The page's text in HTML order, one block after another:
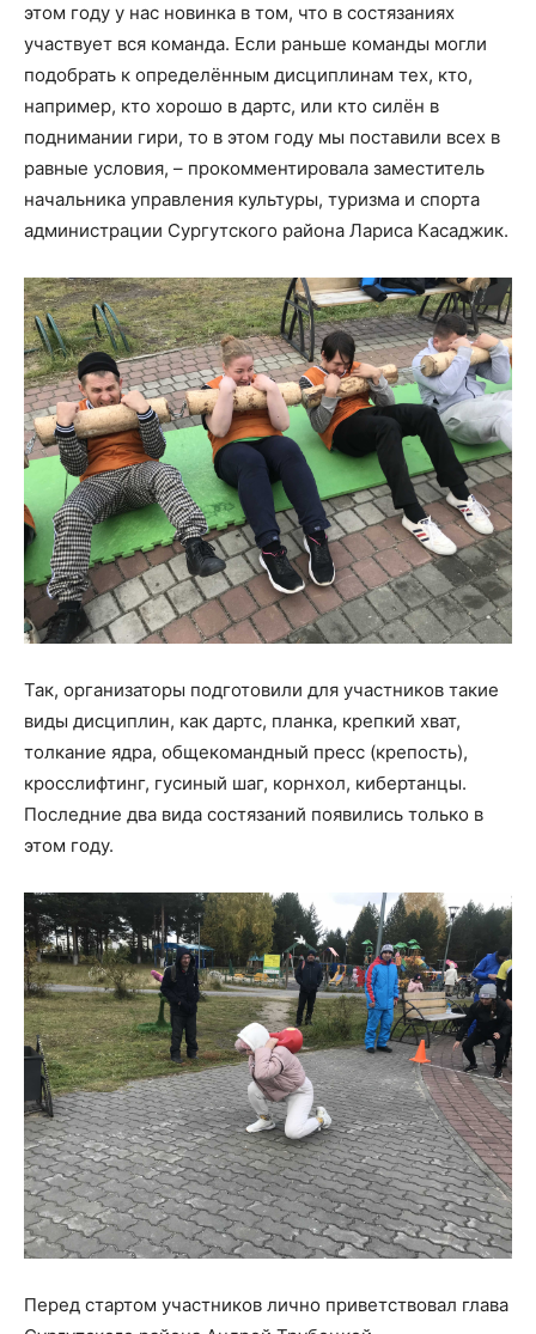
этом году у нас новинка в том, что в состязаниях
участвует вся команда. Если раньше команды могли
подобрать к определённым дисциплинам тех, кто,
например, кто хорошо в дартс, или кто силён в
поднимании гири, то в этом году мы поставили всех в
равные условия, – прокомментировала заместитель
начальника управления культуры, туризма и спорта
администрации Сургутского района Лариса Касаджик.
Так, организаторы подготовили для участников такие
виды дисциплин, как дартс, планка, крепкий хват,
толкание ядра, общекомандный пресс (крепость),
кросслифтинг, гусиный шаг, корнхол, кибертанцы.
Последние два вида состязаний появились только в
этом году.
Перед стартом участников лично приветствовал глава